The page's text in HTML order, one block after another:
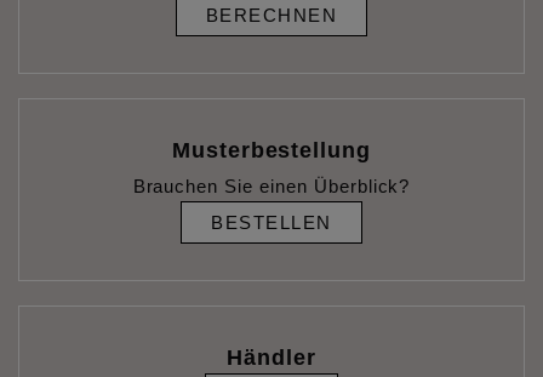
BERECHNEN
Musterbestellung
Brauchen Sie einen Überblick?
BESTELLEN
Händler